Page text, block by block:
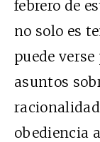
febrero de
no solo es
puede
asuntos
obediencia